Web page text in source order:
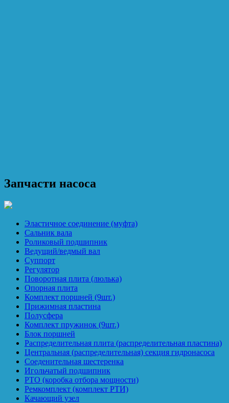
Запчасти насоса
Эластичное соединение (муфта)
Сальник вала
Роликовый подшипник
Ведущий/ведмый вал
Суппорт
Регулятор
Поворотная плита (люлька)
Опорная плита
Комплект поршней (9шт.)
Прижимная пластина
Полусфера
Комплект пружинок (9шт.)
Блок поршней
Распределительная плита (распределительная пластина)
Центральная (распределительная) секция гидронасоса
Соеденительная шестеренка
Игольчатый подшипник
PTO (коробка отбора мощности)
Ремкомплект (комплект РТИ)
Качающий узел